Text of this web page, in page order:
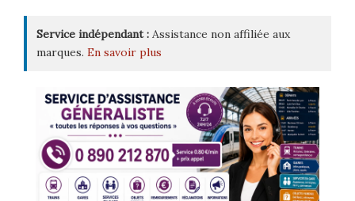
Service indépendant : Assistance non affiliée aux
marques. En savoir plus